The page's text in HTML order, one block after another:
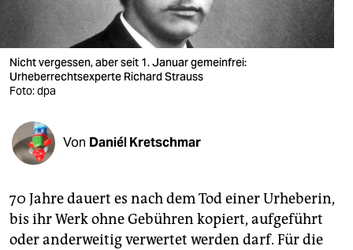
wahrheit
verlag
verlag
shop
fragen & hilfe
unterstützen
abo
Nicht vergessen, aber seit 1. Januar gemeinfrei:
Urheberrechtsexperte Richard Strauss
Foto: dpa
Von Daniél Kretschmar
70 Jahre dauert es nach dem Tod einer Urheberin,
bis ihr Werk ohne Gebühren kopiert, aufgeführt
oder anderweitig verwertet werden darf. Für die